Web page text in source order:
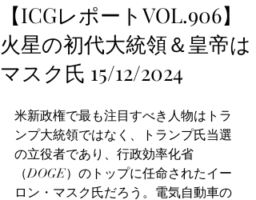
【ICGレポートVOL.906】
火星の初代大統領＆皇帝は
マスク氏 15/12/2024
米新政権で最も注目すべき人物はトラ
ンプ大統領ではなく、トランプ氏当選
の立役者であり、行政効率化省
（DOGE）のトップに任命されたイー
ロン・マスク氏だろう。電気自動車の